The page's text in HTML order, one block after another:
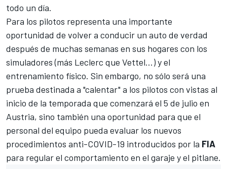
todo un día.
Para los pilotos representa una importante
oportunidad de volver a conducir un auto de verdad
después de muchas semanas en sus hogares con los
simuladores (más Leclerc que Vettel...) y el
entrenamiento físico. Sin embargo, no sólo será una
prueba destinada a "calentar" a los pilotos con vistas al
inicio de la temporada que comenzará el 5 de julio en
Austria, sino también una oportunidad para que el
personal del equipo pueda evaluar los nuevos
procedimientos anti-COVID-19 introducidos por la FIA
para regular el comportamiento en el garaje y el pitlane.